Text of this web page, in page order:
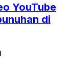
YouTube
di